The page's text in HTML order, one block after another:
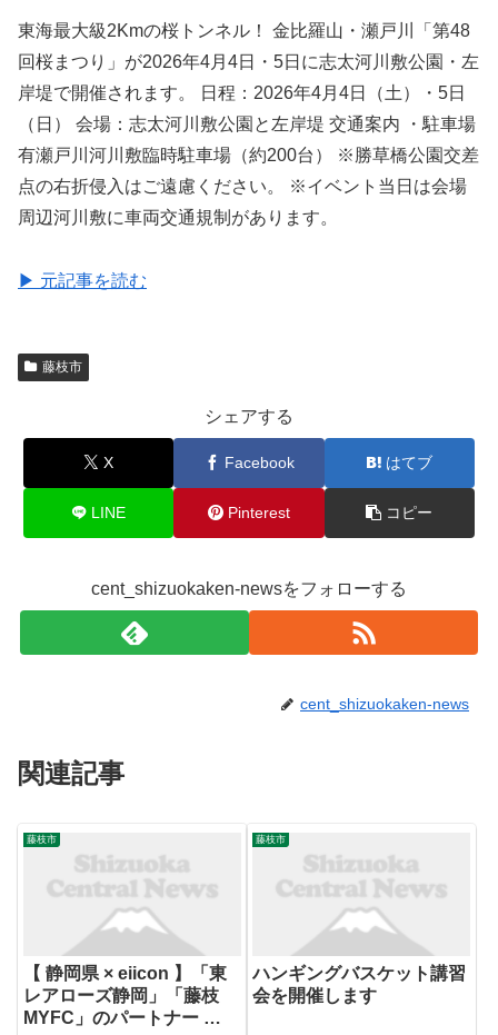
東海最大級2Kmの桜トンネル！ 金比羅山・瀬戸川「第48
回桜まつり」が2026年4月4日・5日に志太河川敷公園・左
岸堤で開催されます。 日程：2026年4月4日（土）・5日
（日） 会場：志太河川敷公園と左岸堤 交通案内 ・駐車場
有瀬戸川河川敷臨時駐車場（約200台） ※勝草橋公園交差
点の右折侵入はご遠慮ください。 ※イベント当日は会場
周辺河川敷に車両交通規制があります。
▶ 元記事を読む
藤枝市
シェアする
X Facebook はてブ
LINE Pinterest コピー
cent_shizuokaken-newsをフォローする
cent_shizuokaken-news
関連記事
藤枝市
【 静岡県 × eiicon 】「東
レアローズ静岡」「藤枝
MYFC」のパートナー …
藤枝市
ハンギングバスケット講習
会を開催します